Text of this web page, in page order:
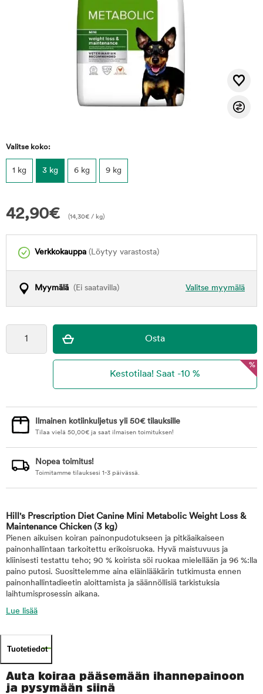
Valitse koko:
1 kg 3 kg 6 kg 9 kg
42,90€ (14,30€ / kg)
Verkkokauppa (Löytyy varastosta)
Valitse myymälä
Myymälä (Ei saatavilla)
%
Ilmainen kotiinkuljetus yli 50€ tilauksille
Tilaa vielä 50,00€ ja saat ilmaisen toimituksen!
Nopea toimitus!
Toimitamme tilauksesi 1-3 päivässä.
Hill's Prescription Diet Canine Mini Metabolic Weight Loss &
Maintenance Chicken (3 kg)
Pienen aikuisen koiran painonpudotukseen ja pitkäaikaiseen
painonhallintaan tarkoitettu erikoisruoka. Hyvä maistuvuus ja
kliinisesti testattu teho; 90 % koirista söi ruokaa mielellään ja 96 %:lla
paino putosi. Suosittelemme aina eläinlääkärin tutkimusta ennen
painonhallintadieetin aloittamista ja säännöllisiä tarkistuksia
laihtumisprosessin aikana.
Lue lisää
Tuotetiedot
Auta koiraa pääsemään ihannepainoon
ja pysymään siinä